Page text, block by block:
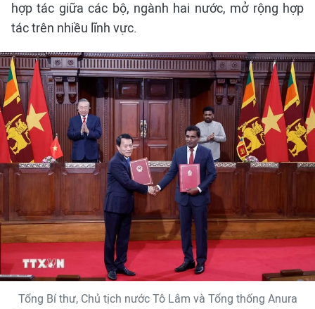
hợp tác giữa các bộ, ngành hai nước, mở rộng hợp
tác trên nhiều lĩnh vực.
Tổng Bí thư, Chủ tịch nước Tô Lâm và Tổng thống Anura